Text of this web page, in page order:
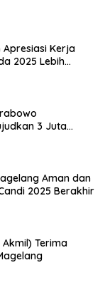
Apresiasi Kerja
2025 Lebih
3 Juta
Aman dan
2025 Berakhir
Terima